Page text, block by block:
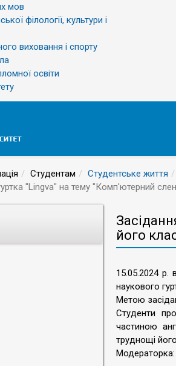
мов
філології, культури і
виховання і спорту
освіти
Студентам Студентське життя
"Lingva" на тему "Комп'ютерний
його
15.05.2024 р.
наукового
Метою
Студенти
частиною
труднощі